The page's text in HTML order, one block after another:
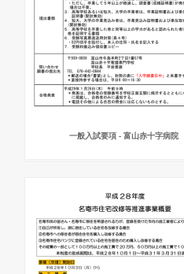
一般入試要項 - 富山赤十字病院